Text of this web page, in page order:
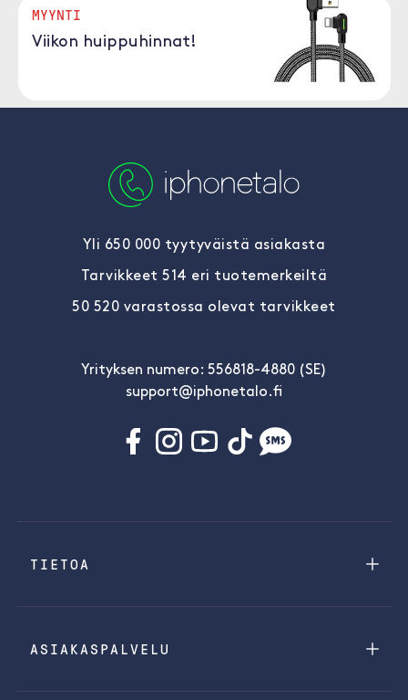
MYYNTI
Viikon huippuhinnat!
Yli 650 000 tyytyväistä asiakasta
Tarvikkeet 514 eri tuotemerkeiltä
50 520 varastossa olevat tarvikkeet
Yrityksen numero: 556818-4880 (SE)
support@iphonetalo.fi
TIETOA
ASIAKASPALVELU